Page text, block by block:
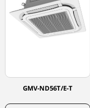
GMV-ND56T/E-T